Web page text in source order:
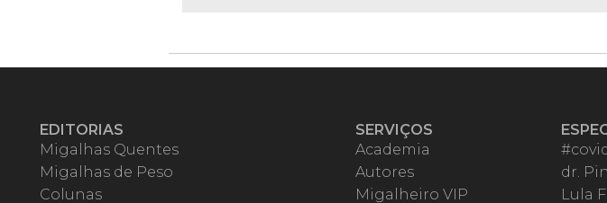
EDITORIAS
Migalhas Quentes
Migalhas de Peso
Colunas
SERVIÇOS
Academia
Autores
Migalheiro VIP
dr.
Lula